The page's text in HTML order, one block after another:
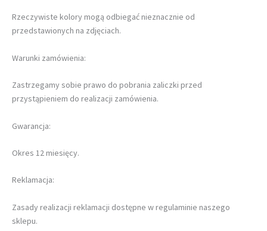
Rzeczywiste kolory mogą odbiegać nieznacznie od
przedstawionych na zdjęciach.
Warunki zamówienia:
Zastrzegamy sobie prawo do pobrania zaliczki przed
przystąpieniem do realizacji zamówienia.
Gwarancja:
Okres 12 miesięcy.
Reklamacja:
Zasady realizacji reklamacji dostępne w regulaminie naszego
sklepu.